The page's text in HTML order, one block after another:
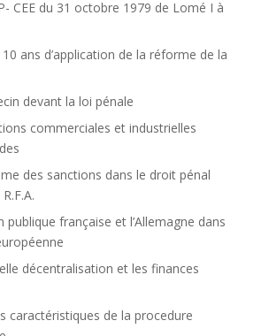
CEE du 31 octobre 1979 de Lomé I à
10 ans d’application de la réforme de la
devant la loi pénale
commerciales et industrielles
des sanctions dans le droit pénal
publique française et l’Allemagne dans
décentralisation et les finances
caractéristiques de la procedure